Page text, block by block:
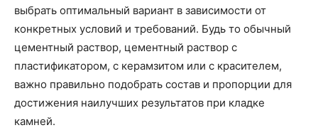
выбрать оптимальный вариант в зависимости от
конкретных условий и требований. Будь то обычный
цементный раствор, цементный раствор с
пластификатором, с керамзитом или с красителем,
важно правильно подобрать состав и пропорции для
достижения наилучших результатов при кладке
камней.